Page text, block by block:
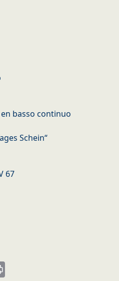
basso continuo
Schein“
67